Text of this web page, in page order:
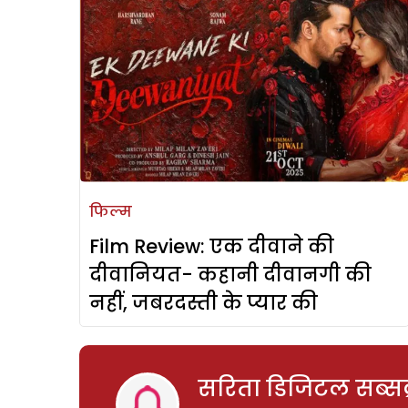
फिल्म
Film Review: एक दीवाने की
दीवानियत- कहानी दीवानगी की
नहीं, जबरदस्ती के प्यार की
सरिता डिजिटल